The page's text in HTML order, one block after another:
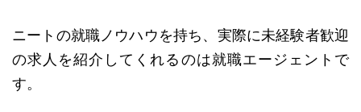
ニートの就職ノウハウを持ち、実際に未経験者歓迎
の求人を紹介してくれるのは就職エージェントで
す。